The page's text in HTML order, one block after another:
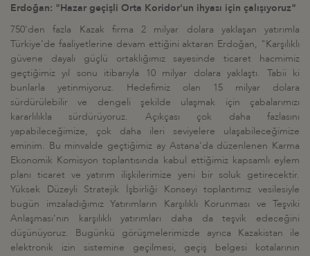
Erdoğan: "Hazar geçişli Orta Koridor'un ihyası için çalışıyoruz"
750'den fazla Kazak firma 2 milyar dolara yaklaşan yatırımla
Türkiye'de faaliyetlerine devam ettiğini aktaran Erdoğan, "Karşılıklı
güvene dayalı güçlü ortaklığımız sayesinde ticaret hacmimiz
geçtiğimiz yıl sonu itibarıyla 10 milyar dolara yaklaştı. Tabii ki
bunlarla yetinmiyoruz. Hedefimiz olan 15 milyar dolara
sürdürülebilir ve dengeli şekilde ulaşmak için çabalarımızı
kararlılıkla sürdürüyoruz. Açıkçası çok daha fazlasını
yapabileceğimize, çok daha ileri seviyelere ulaşabileceğimize
eminim. Bu minvalde geçtiğimiz ay Astana'da düzenlenen Karma
Ekonomik Komisyon toplantısında kabul ettiğimiz kapsamlı eylem
planı ticaret ve yatırım ilişkilerimize yeni bir soluk getirecektir.
Yüksek Düzeyli Stratejik İşbirliği Konseyi toplantımız vesilesiyle
bugün imzaladığımız Yatırımların Karşılıklı Korunması ve Teşviki
Anlaşması'nın karşılıklı yatırımları daha da teşvik edeceğini
düşünüyoruz. Bugünkü görüşmelerimizde ayrıca Kazakistan ile
elektronik izin sistemine geçilmesi, geçiş belgesi kotalarının